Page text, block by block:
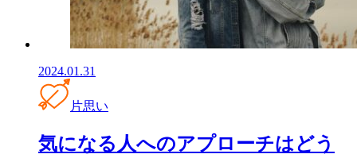
2024.01.31
片思い
気になる人へのアプローチはどう